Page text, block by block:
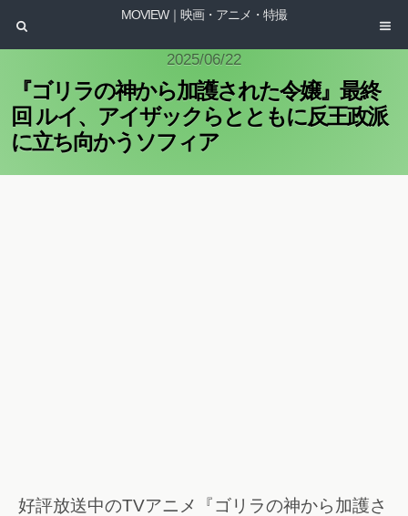
MOVIEW｜映画・アニメ・特撮
2025/06/22
『ゴリラの神から加護された令嬢』最終
回 ルイ、アイザックらとともに反王政派
に立ち向かうソフィア
好評放送中のTVアニメ『ゴリラの神から加護さ